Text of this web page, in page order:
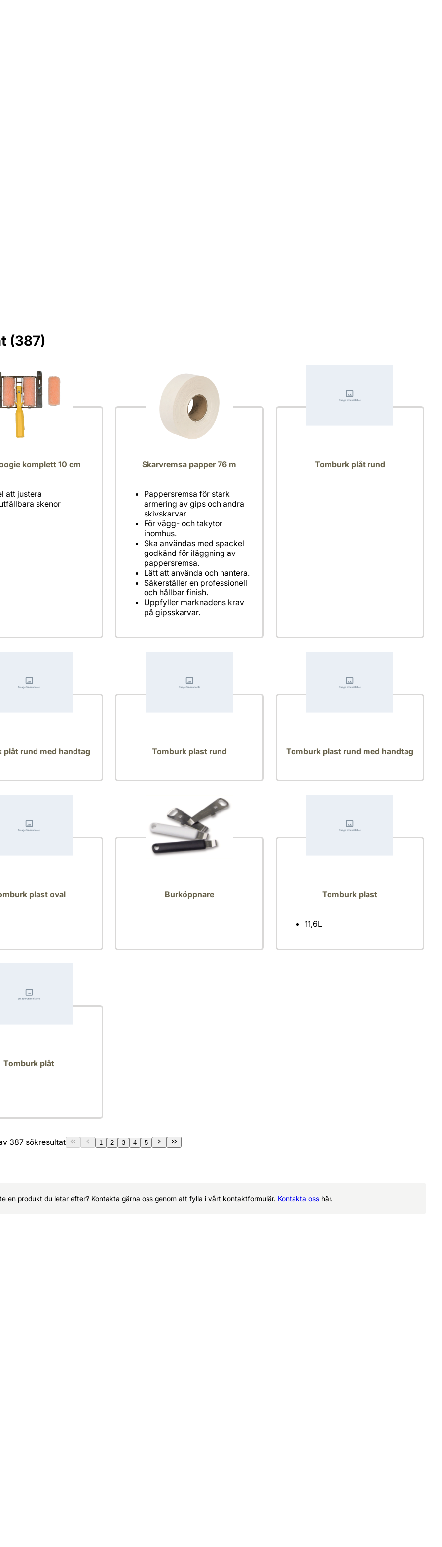
(387)
komplett 10 cm
att justera
skenor
Skarvremsa papper 76 m
Pappersremsa för stark
armering av gips och andra
skivskarvar.
För vägg- och takytor
inomhus.
Ska användas med spackel
godkänd för iläggning av
pappersremsa.
Lätt att använda och hantera.
Säkerställer en professionell
och hållbar finish.
Uppfyller marknadens krav
på gipsskarvar.
Tomburk plåt rund
plåt rund med handtag Tomburk plast rund Tomburk plast rund med handtag
plast oval Burköppnare Tomburk plast
11,6L
Tomburk plåt
387 sökresultat 1 2 3 4 5
en produkt du letar efter? Kontakta gärna oss genom att fylla i vårt kontaktformulär. Kontakta oss här.